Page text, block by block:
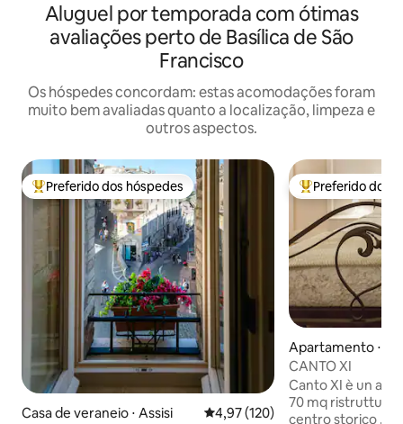
Aluguel por temporada com ótimas
avaliações perto de Basílica de São
Francisco
Os hóspedes concordam: estas acomodações foram
muito bem avaliadas quanto a localização, limpeza e
outros aspectos.
Entre os melhores preferidos dos hóspedes
Preferido dos hóspedes
Casa de veraneio ⋅ Assisi 4,97 de uma avaliação média de
4,97 (120)
Entre os
Preferido dos
Apartamento ⋅
CANTO XI
Canto XI è un
70 mq ristrutturato
centro storico ,